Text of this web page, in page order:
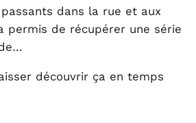
dans la rue et aux
permis de récupérer une série
découvrir ça en temps